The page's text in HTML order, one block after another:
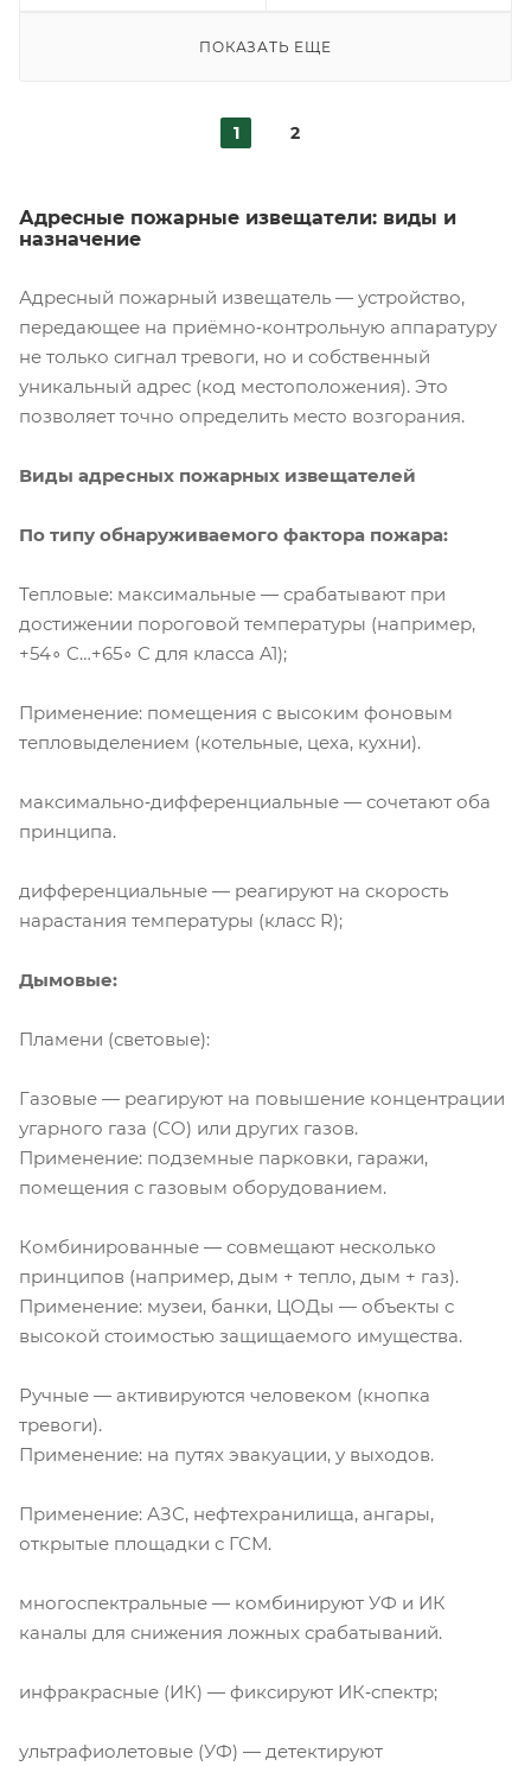
ПОКАЗАТЬ ЕЩЕ
1 2
Адресные пожарные извещатели: виды и
назначение
Адресный пожарный извещатель — устройство,
передающее на приёмно‑контрольную аппаратуру
не только сигнал тревоги, но и собственный
уникальный адрес (код местоположения). Это
позволяет точно определить место возгорания.
Виды адресных пожарных извещателей
По типу обнаруживаемого фактора пожара:
Тепловые: максимальные — срабатывают при
достижении пороговой температуры (например,
+54∘ C…+65∘ C для класса A1);
Применение: помещения с высоким фоновым
тепловыделением (котельные, цеха, кухни).
максимально‑дифференциальные — сочетают оба
принципа.
дифференциальные — реагируют на скорость
нарастания температуры (класс R);
Дымовые:
Пламени (световые):
Газовые — реагируют на повышение концентрации
угарного газа (CO) или других газов.
Применение: подземные парковки, гаражи,
помещения с газовым оборудованием.
Комбинированные — совмещают несколько
принципов (например, дым + тепло, дым + газ).
Применение: музеи, банки, ЦОДы — объекты с
высокой стоимостью защищаемого имущества.
Ручные — активируются человеком (кнопка
тревоги).
Применение: на путях эвакуации, у выходов.
Применение: АЗС, нефтехранилища, ангары,
открытые площадки с ГСМ.
многоспектральные — комбинируют УФ и ИК
каналы для снижения ложных срабатываний.
инфракрасные (ИК) — фиксируют ИК‑спектр;
ультрафиолетовые (УФ) — детектируют